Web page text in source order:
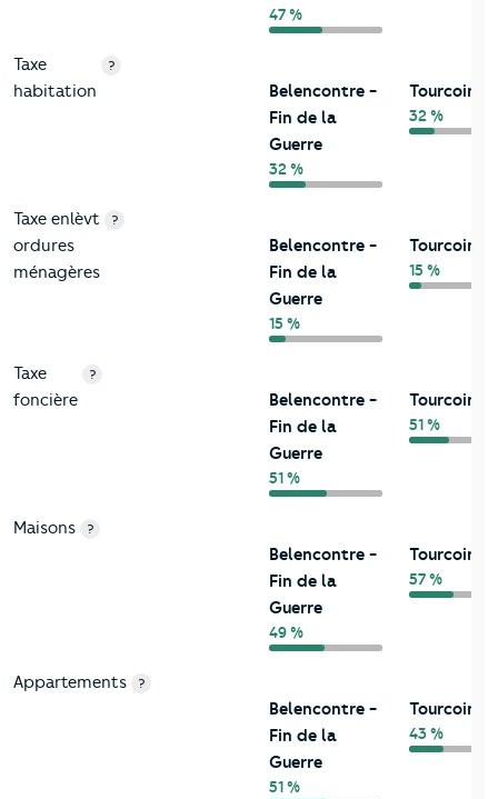
47 %
Taxe
habitation
?
Belencontre -
Fin de la
Guerre
32 %
Tourcoing
32 %
Taxe enlèvt
ordures
ménagères
?
Belencontre -
Fin de la
Guerre
15 %
Tourcoing
15 %
Taxe
foncière
?
Belencontre -
Fin de la
Guerre
51 %
Tourcoing
51 %
Maisons ?
Belencontre -
Fin de la
Guerre
49 %
Tourcoing
57 %
Appartements ?
Belencontre -
Fin de la
Guerre
51 %
Tourcoing
43 %